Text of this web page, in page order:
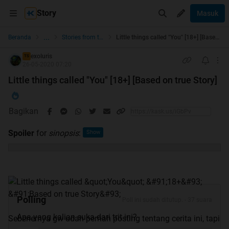
Story Masuk
Beranda ... Stories from the Heart
TS exoluris
Little things called "You" [18+] [Based on true Story]
Bagikan
Spoiler for sinopsis:
Sebenernya gw udah pernah posting tentang cerita ini, tapi
Polling
Apa yang kalian suka dari trit ini?